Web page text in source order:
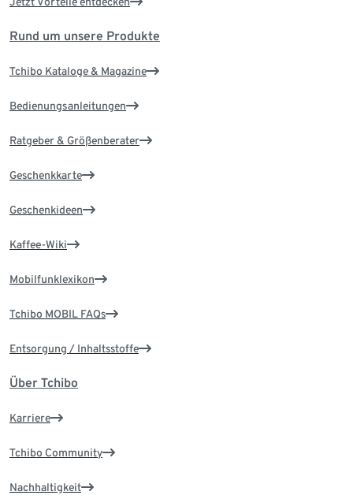
Rund um unsere Produkte
Tchibo Kataloge & Magazine
Bedienungsanleitungen
Ratgeber & Größenberater
Geschenkkarte
Geschenkideen
Kaffee-Wiki
Mobilfunklexikon
Tchibo MOBIL FAQs
Entsorgung / Inhaltsstoffe
Über Tchibo
Karriere
Tchibo Community
Nachhaltigkeit